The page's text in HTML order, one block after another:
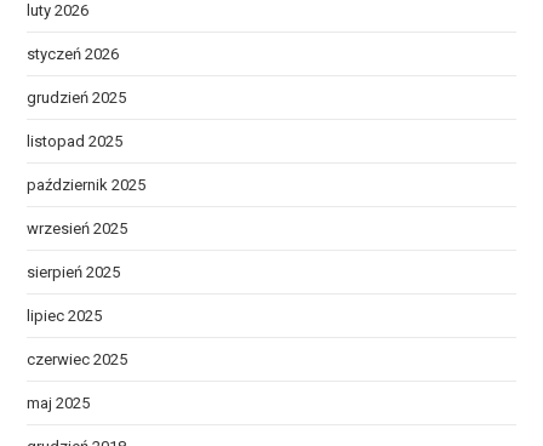
luty 2026
styczeń 2026
grudzień 2025
listopad 2025
październik 2025
wrzesień 2025
sierpień 2025
lipiec 2025
czerwiec 2025
maj 2025